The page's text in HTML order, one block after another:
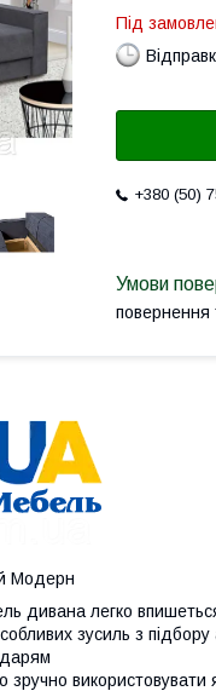
Під
+380 (50)
повернення
Модерн
дивана легко
зусиль з
використовувати